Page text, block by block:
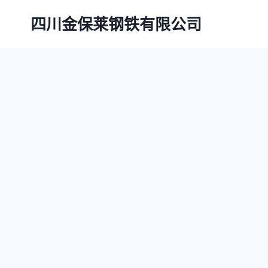
四川金保莱钢铁有限公司